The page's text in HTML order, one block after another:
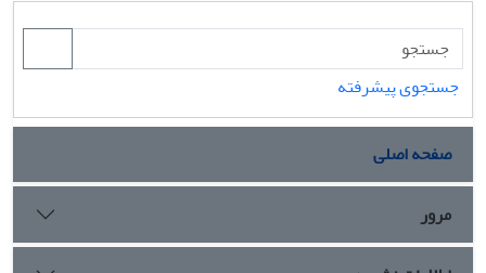
جستجوی پیشرفته
صفحه اصلی
مرور